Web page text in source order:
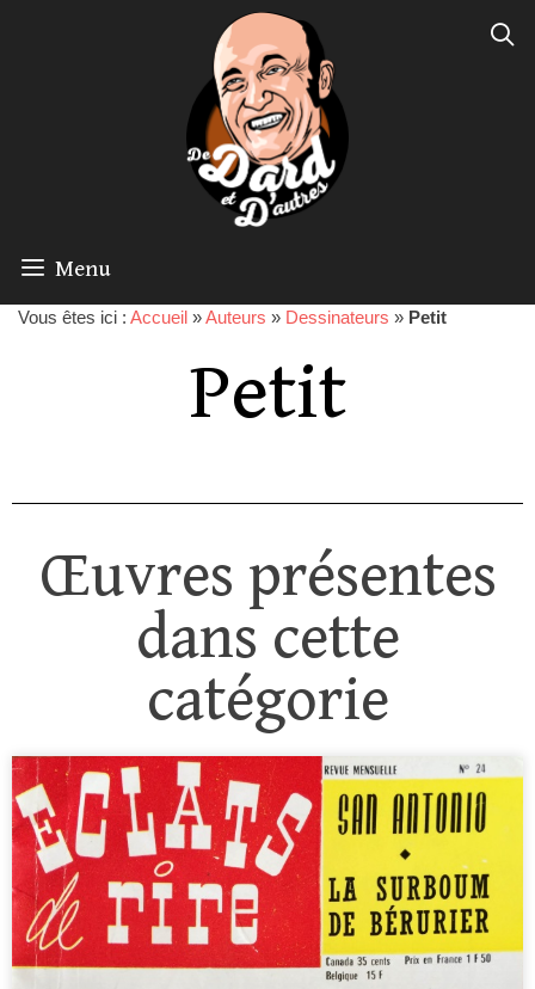
Menu
Vous êtes ici : Accueil »Auteurs » Dessinateurs » Petit
Petit
Œuvres présentes
dans cette
catégorie